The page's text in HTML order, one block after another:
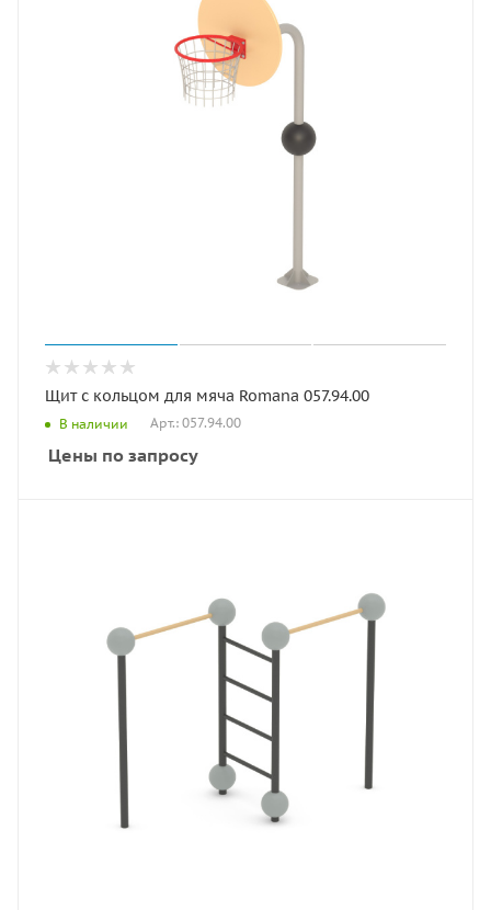
Щит с кольцом для мяча Romana 057.94.00
В наличии Арт.: 057.94.00
Цены по запросу